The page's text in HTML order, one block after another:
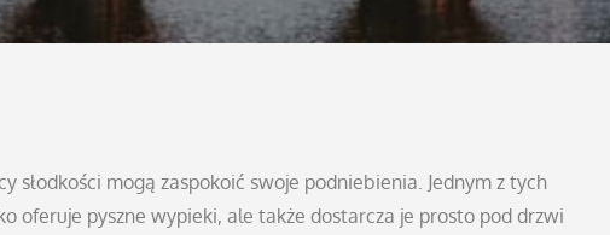
słodkości mogą zaspokoić swoje podniebienia. Jednym z tych
oferuje pyszne wypieki, ale także dostarcza je prosto pod drzwi